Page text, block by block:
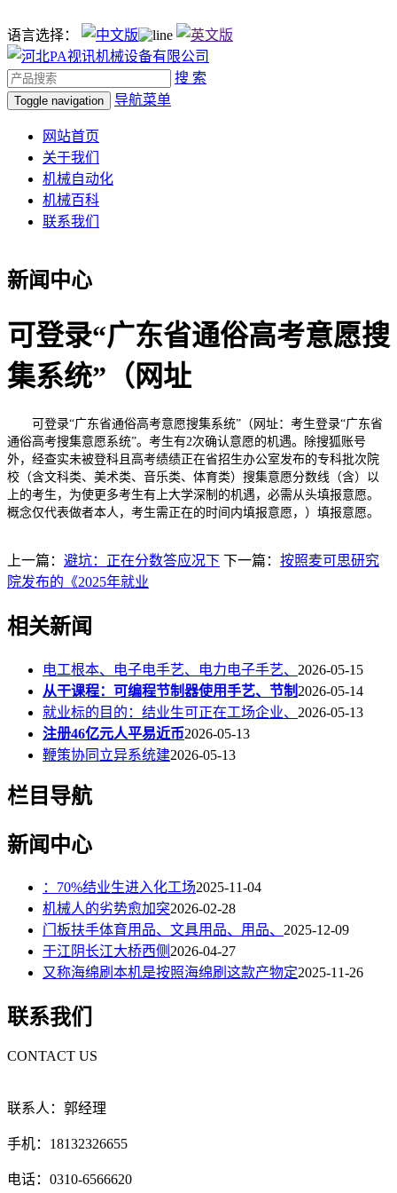
语言选择：
搜 索
Toggle navigation 导航菜单
网站首页
关于我们
机械自动化
机械百科
联系我们
新闻中心
可登录“广东省通俗高考意愿搜
集系统”（网址
可登录“广东省通俗高考意愿搜集系统”（网址：考生登录“广东省
通俗高考搜集意愿系统”。考生有2次确认意愿的机遇。除搜狐账号
外，经查实未被登科且高考绩绩正在省招生办公室发布的专科批次院
校（含文科类、美术类、音乐类、体育类）搜集意愿分数线（含）以
上的考生，为使更多考生有上大学深制的机遇，必需从头填报意愿。
概念仅代表做者本人，考生需正在的时间内填报意愿，）填报意愿。
上一篇： 避坑：正在分数答应况下 下一篇： 按照麦可思研究
院发布的《2025年就业
相关新闻
电工根本、电子电手艺、电力电子手艺、 2026-05-15
从干课程：可编程节制器使用手艺、节制 2026-05-14
就业标的目的：结业生可正在工场企业、 2026-05-13
注册46亿元人平易近币2026-05-13
鞭策协同立异系统建2026-05-13
栏目导航
新闻中心
：70%结业生进入化工场2025-11-04
机械人的劣势愈加突2026-02-28
门板扶手体育用品、文具用品、用品、 2025-12-09
于江阴长江大桥西侧2026-04-27
又称海绵刷本机是按照海绵刷这款产物定2025-11-26
联系我们
CONTACT US
联系人：郭经理
手机：18132326655
电话：0310-6566620